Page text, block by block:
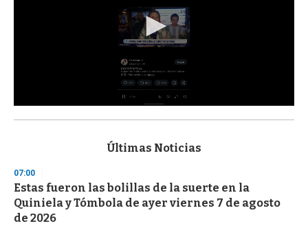
s
d
s
o
f
3
Últimas Noticias
07:00
Estas fueron las bolillas de la suerte en la
Quiniela y Tómbola de ayer viernes 7 de agosto
de 2026